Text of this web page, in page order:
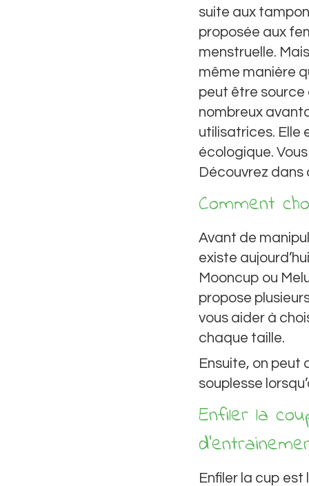
suite aux
proposée aux
menstruelle.
même manière
peut être source
nombreux
utilisatrices. Elle
écologique.
Découvrez
Comment
Avant de
existe
Mooncup ou
propose
vous aider à
chaque taille.
Ensuite, on peut
souplesse
Enfiler la
Enfiler la cup est